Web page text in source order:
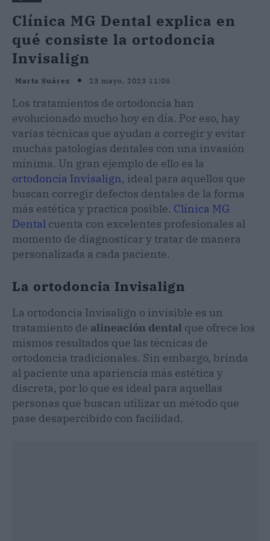
Clínica MG Dental explica en
qué consiste la ortodoncia
Invisalign
Marta Suárez 23 mayo, 2023 11:05
Los tratamientos de ortodoncia han
evolucionado mucho hoy en día. Por eso, hay
varias técnicas que ayudan a corregir y evitar
muchas patologías dentales con una invasión
mínima. Un gran ejemplo de ello es la
ortodoncia Invisalign, ideal para aquellos que
buscan corregir defectos dentales de la forma
más estética y practica posible. Clínica MG
Dental cuenta con excelentes profesionales al
momento de diagnosticar y tratar de manera
personalizada a cada paciente.
La ortodoncia Invisalign
La ortodoncia Invisalign o invisible es un
tratamiento de alineación dental que ofrece los
mismos resultados que las técnicas de
ortodoncia tradicionales. Sin embargo, brinda
al paciente una apariencia más estética y
discreta, por lo que es ideal para aquellas
personas que buscan utilizar un método que
pase desapercibido con facilidad.